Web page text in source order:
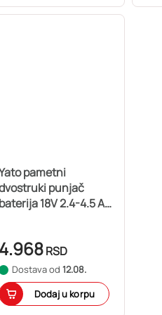
pametni
punjač
18V 2.4-4.5 A
RSD
Dostava od 12.08.
Dodaj u korpu